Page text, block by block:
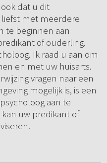
dat u dit
met meerdere
te beginnen aan
of ouderling.
Ik raad u aan om
en met uw huisarts.
vragen naar een
mogelijk is, is een
aan te
uw predikant of